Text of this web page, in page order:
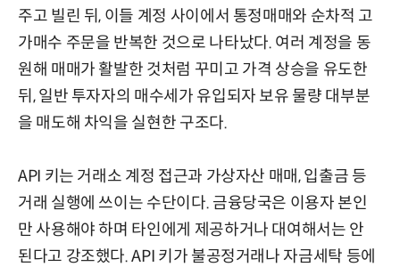
주고 빌린 뒤, 이들 계정 사이에서 통정매매와 순차적 고
가매수 주문을 반복한 것으로 나타났다. 여러 계정을 동
원해 매매가 활발한 것처럼 꾸미고 가격 상승을 유도한
뒤, 일반 투자자의 매수세가 유입되자 보유 물량 대부분
을 매도해 차익을 실현한 구조다.
API 키는 거래소 계정 접근과 가상자산 매매, 입출금 등
거래 실행에 쓰이는 수단이다. 금융당국은 이용자 본인
만 사용해야 하며 타인에게 제공하거나 대여해서는 안
된다고 강조했다. API 키가 불공정거래나 자금세탁 등에